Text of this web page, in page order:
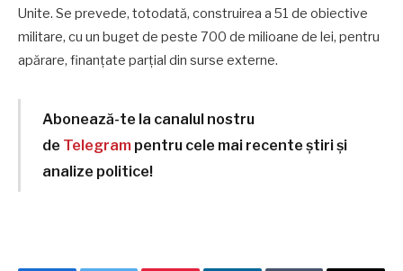
Unite. Se prevede, totodată, construirea a 51 de obiective
militare, cu un buget de peste 700 de milioane de lei, pentru
apărare, finanţate parţial din surse externe.
Abonează-te la canalul nostru
de Telegram pentru cele mai recente știri și
analize politice!